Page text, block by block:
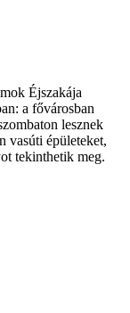
Éjszakája
a fővárosban
lesznek
vasúti épületeket,
tekinthetik meg.